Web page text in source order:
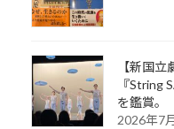
【新国
『String
を鑑賞。
2026年7